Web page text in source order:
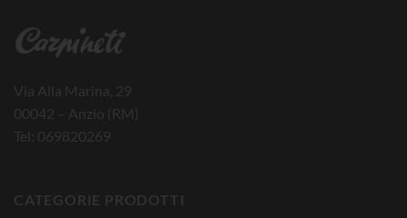
Via Alla Marina, 29
00042 – Anzio (RM)
Tel: 069820269
CATEGORIE PRODOTTI